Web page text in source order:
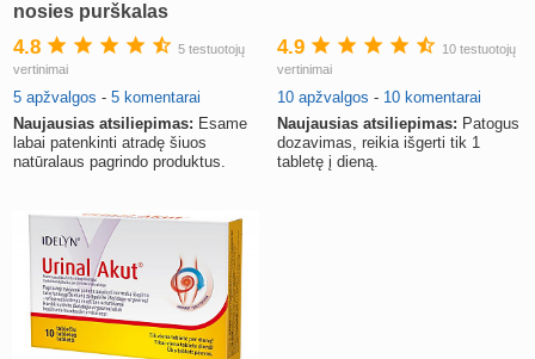
nosies purškalas
„Quixx®“
4.8
5 testuotojų
vertinimai
5 apžvalgos - 5 komentarai
Naujausias atsiliepimas: Esame
labai patenkinti atradę šiuos
natūralaus pagrindo produktus.
4.9
10 testuotojų
vertinimai
10 apžvalgos - 10 komentarai
Naujausias atsiliepimas: Patogus
dozavimas, reikia išgerti tik 1
tabletę į dieną.